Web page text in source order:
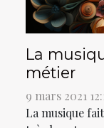
La
métier
9 mars 2021
La musique